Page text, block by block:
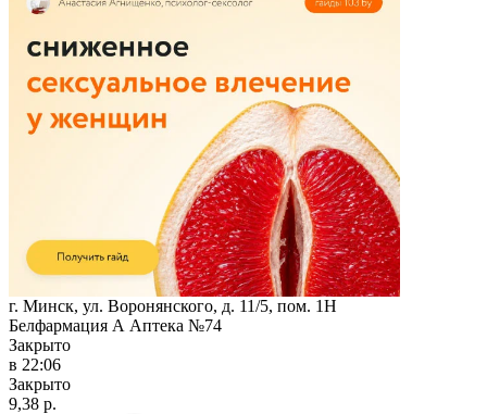
г. Минск, ул. Воронянского, д. 11/5, пом. 1Н
Белфармация А Аптека №74
Закрыто
в 22:06
Закрыто
9,38 р.